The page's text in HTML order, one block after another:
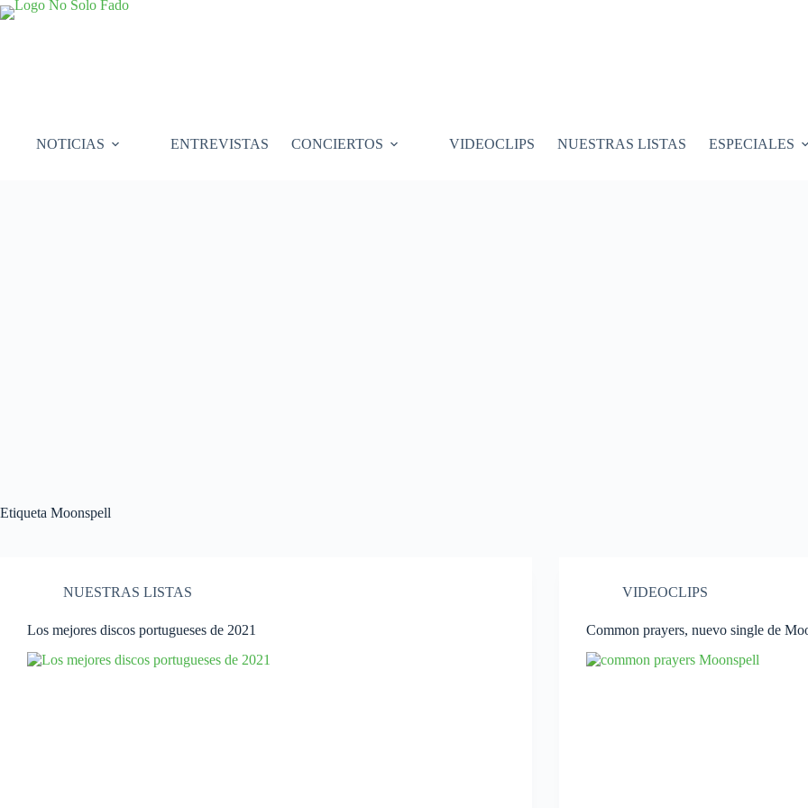
Saltar
al
NOTICIAS ENTREVISTAS CONCIERTOS VIDEOCLIPS NUESTRAS LISTAS ESPECIALES
Etiqueta Moonspell
NUESTRAS LISTAS
Los mejores discos portugueses de 2021
VIDEOCLIPS
Common prayers, nuevo single de